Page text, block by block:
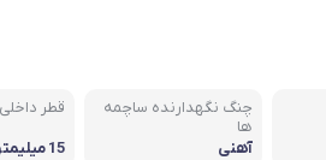
یاتاقان پایه کوتاه UCPA
یاتاقان چهارپیچ مربعی UCF
چنگ نگهدارنده ساچمه
ها
آهنی
قطر داخلی
15 میلیمتر